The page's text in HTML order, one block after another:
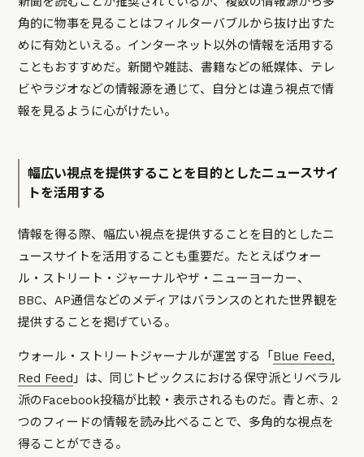
角的に物事を見ることはフィルターバブルから抜け出すた
めに有効といえる。インターネット以外の情報を活用する
こともおすすめだ。新聞や雑誌、書籍などの紙媒体、テレ
ビやラジオなどの情報源を通じて、自分とは違う視点で情
報を見るように心がけたい。
幅広い視点を提供することを目的としたニュースサイ
トを活用する
情報を得る際、幅広い視点を提供することを目的としたニ
ュースサイトを活用することも重要だ。たとえばウォー
ル・ストリート・ジャーナルやザ・ニューヨーカー、
BBC、AP通信などのメディアはバランスのとれた世界観を
提供することを掲げている。
ウォール・ストリートジャーナルが運営する「 Blue Feed,
Red Feed 」は、同じトピックスにおける保守派とリベラル
派のFacebook投稿が比較・表示されるものだ。青と赤、2
つのフィードの情報を読み比べることで、多角的な視点を
得ることができる。